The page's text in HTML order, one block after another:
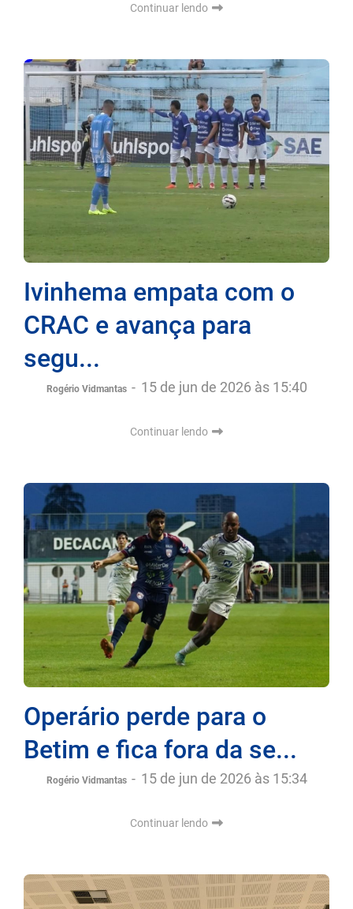
Continuar lendo
Ivinhema empata com o
CRAC e avança para
segu...
Rogério Vidmantas - 15 de jun de 2026 às 15:40
Continuar lendo
Operário perde para o
Betim e fica fora da se...
Rogério Vidmantas - 15 de jun de 2026 às 15:34
Continuar lendo